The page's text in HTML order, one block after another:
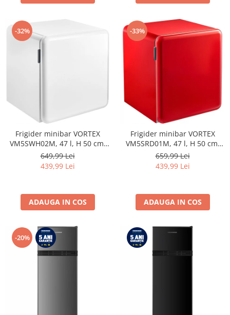
Aparate de vidat
Accesorii
-32%
Frigider minibar VORTEX
VM5SWH02M, 47 l, H 50 cm,
Clasa E, alb
649,99 Lei
439,99 Lei
ADAUGA IN COS
-33%
Frigider minibar VORTEX
VM5SRD01M, 47 l, H 50 cm,
Clasa E, rosu
659,99 Lei
439,99 Lei
ADAUGA IN COS
-20%